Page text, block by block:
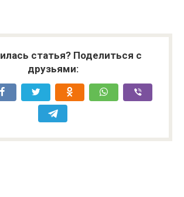
статья? Поделиться с
друзьями: